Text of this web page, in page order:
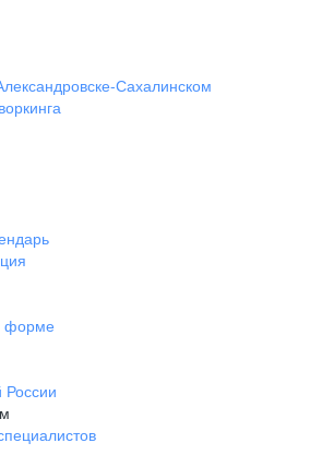
Сахалинском
форме
России